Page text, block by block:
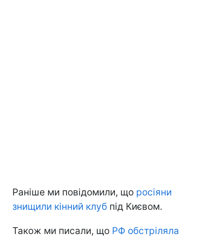
Раніше ми повідомили, що росіяни
знищили кінний клуб під Києвом.
Також ми писали, що РФ обстріляла